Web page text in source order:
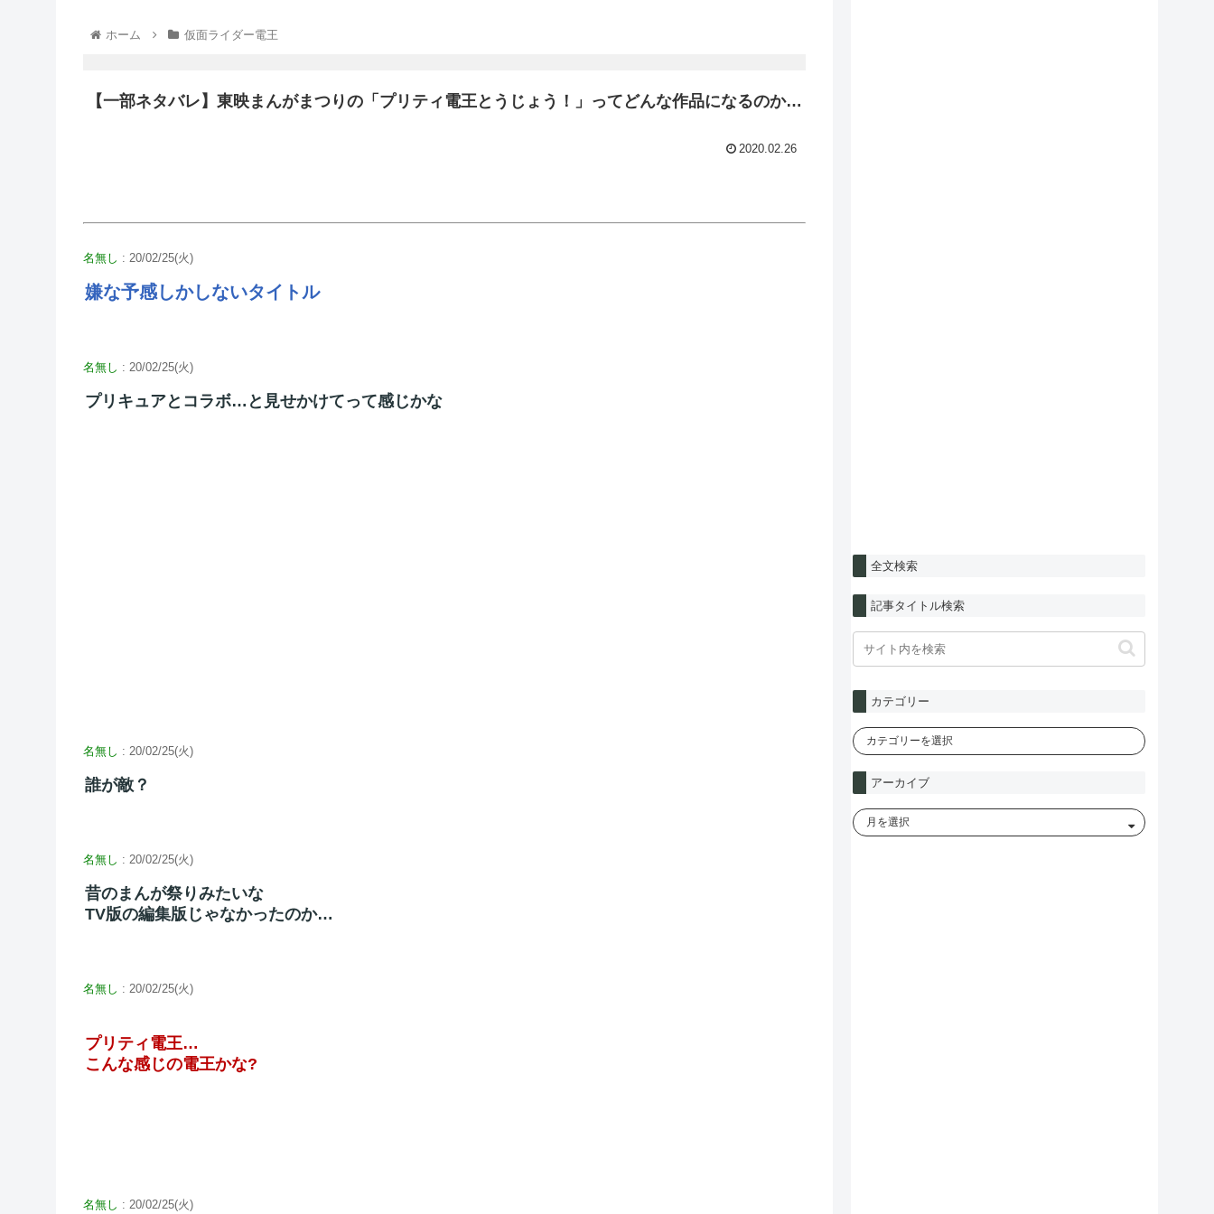
ホーム 仮面ライダー電王
【一部ネタバレ】東映まんがまつりの「プリティ電王とうじょう！」ってどんな作品になるのか…
2020.02.26
名無し : 20/02/25(火)
嫌な予感しかしないタイトル
名無し : 20/02/25(火)
プリキュアとコラボ…と見せかけてって感じかな
名無し : 20/02/25(火)
誰が敵？
名無し : 20/02/25(火)
昔のまんが祭りみたいな
TV版の編集版じゃなかったのか…
名無し : 20/02/25(火)
プリティ電王…
こんな感じの電王かな?
名無し : 20/02/25(火)
全文検索
記事タイトル検索
カテゴリー
アーカイブ